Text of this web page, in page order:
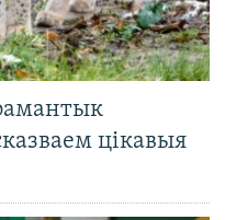
цікавыя